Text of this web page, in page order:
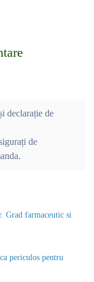
declarație de
de
Grad farmaceutic si
periculos pentru